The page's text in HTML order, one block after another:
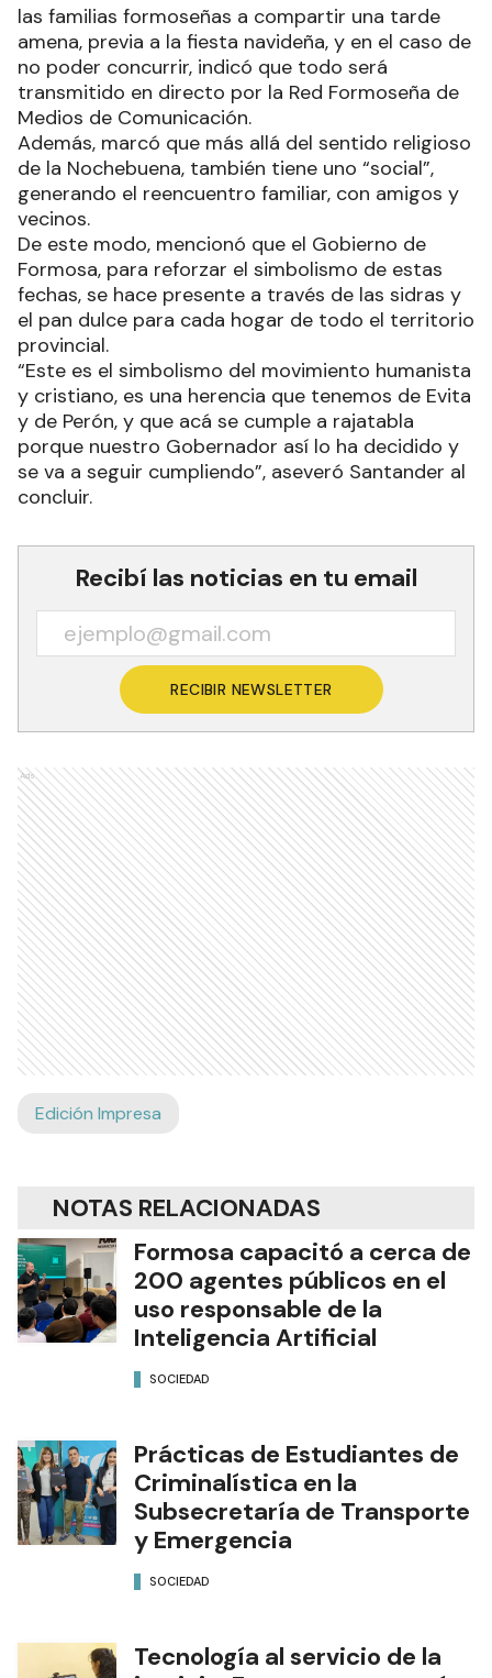
las familias formoseñas a compartir una tarde
amena, previa a la fiesta navideña, y en el caso de
no poder concurrir, indicó que todo será
transmitido en directo por la Red Formoseña de
Medios de Comunicación.
Además, marcó que más allá del sentido religioso
de la Nochebuena, también tiene uno “social”,
generando el reencuentro familiar, con amigos y
vecinos.
De este modo, mencionó que el Gobierno de
Formosa, para reforzar el simbolismo de estas
fechas, se hace presente a través de las sidras y
el pan dulce para cada hogar de todo el territorio
provincial.
“Este es el simbolismo del movimiento humanista
y cristiano, es una herencia que tenemos de Evita
y de Perón, y que acá se cumple a rajatabla
porque nuestro Gobernador así lo ha decidido y
se va a seguir cumpliendo”, aseveró Santander al
concluir.
Recibí las noticias en tu email
RECIBIR NEWSLETTER
Ads
Edición Impresa
NOTAS RELACIONADAS
Formosa capacitó a cerca de
200 agentes públicos en el
uso responsable de la
Inteligencia Artificial
SOCIEDAD
Prácticas de Estudiantes de
Criminalística en la
Subsecretaría de Transporte
y Emergencia
SOCIEDAD
Tecnología al servicio de la